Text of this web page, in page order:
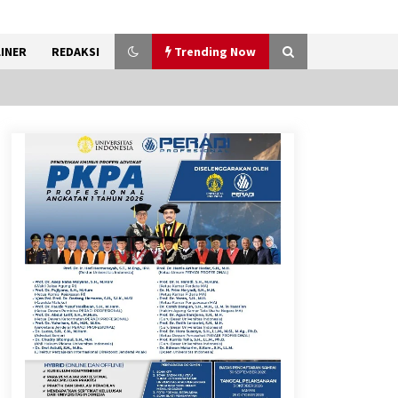
REDAKSI Trending Now
Kemenkum Malut
Harmonisasi Rancangan
Perbup Pengadaan Barang
dan Jasa pada BUMD Halteng
7 Agustus 2026
Gebyar Lomba 17 Agustus
RSUD Tigaraksa, Semarakkan
HUT RI dengan Nuansa
Kebersamaan
7 Agustus 2026